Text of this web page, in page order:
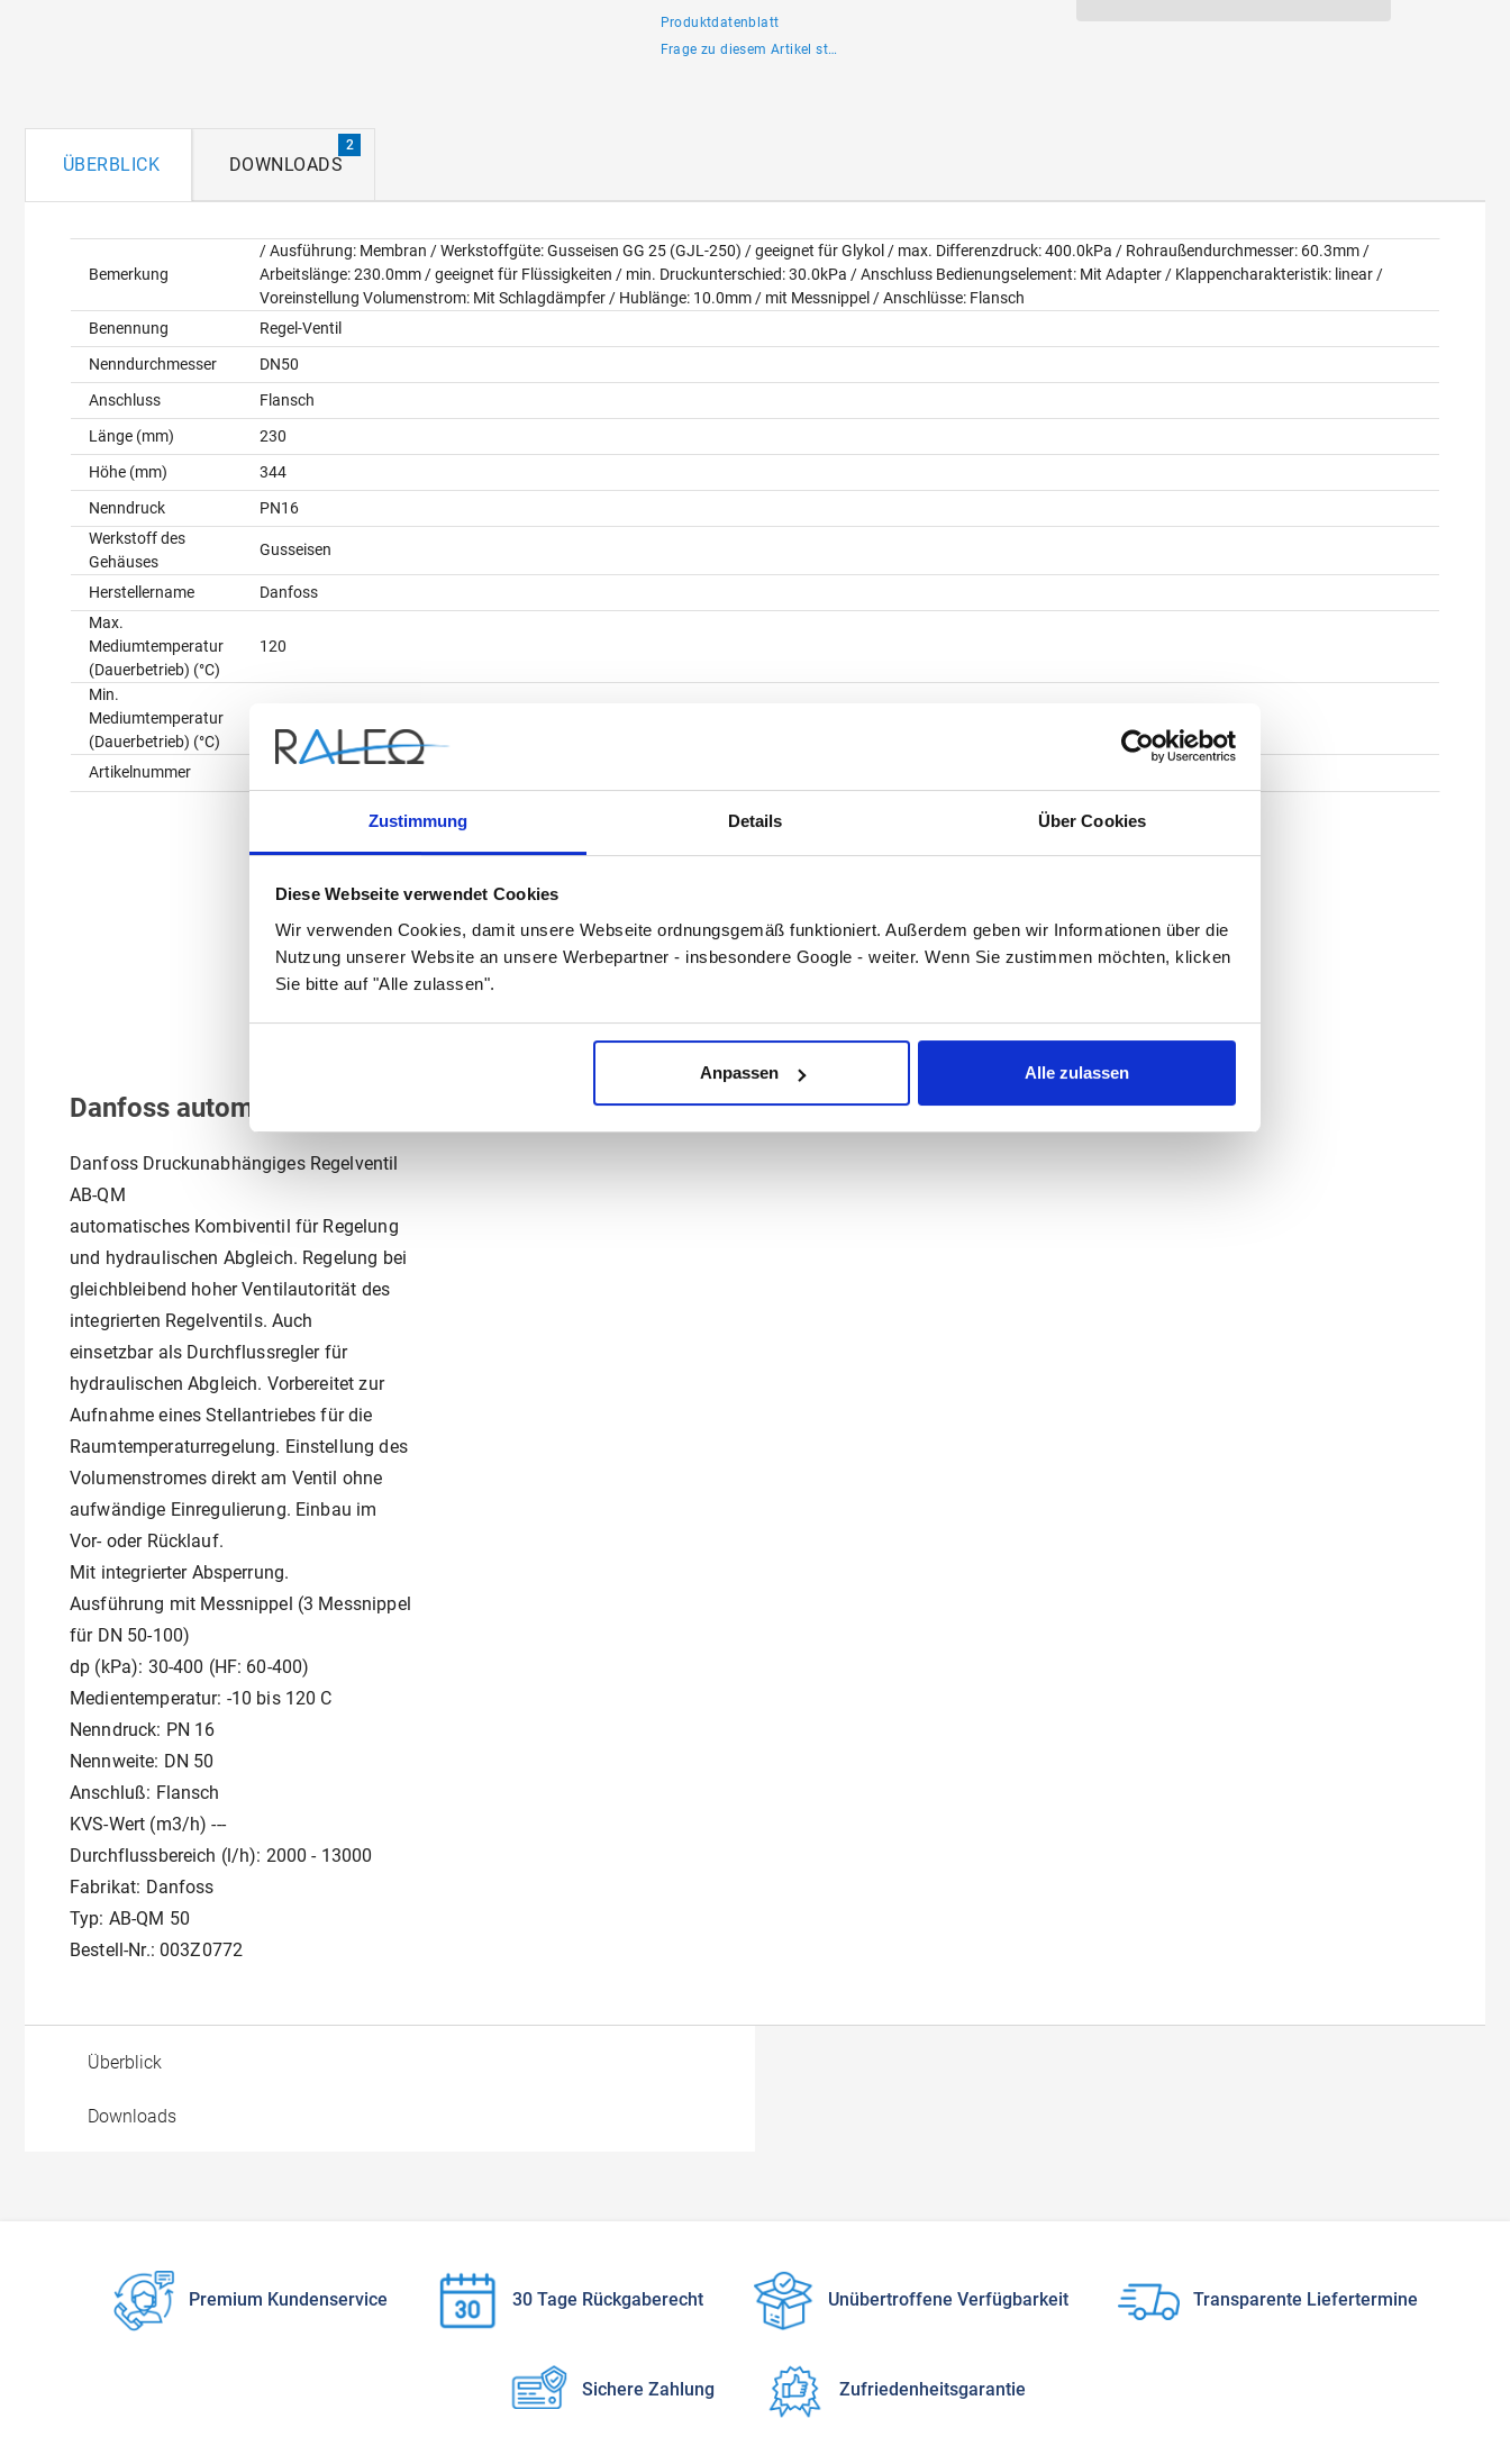
Zustimmung Details Über Cookies
Diese Webseite verwendet Cookies
Wir verwenden Cookies, damit unsere Webseite ordnungsgemäß funktioniert. Außerdem geben wir Informationen über die
Nutzung unserer Website an unsere Werbepartner - insbesondere Google - weiter. Wenn Sie zustimmen möchten, klicken
Sie bitte auf "Alle zulassen".
Anpassen Alle zulassen
Produktdatenblatt
Frage zu diesem Artikel stellen
ÜBERBLICK DOWNLOADS
2
Bemerkung
/ Ausführung: Membran / Werkstoffgüte: Gusseisen GG 25 (GJL-250) / geeignet für Glykol / max. Differenzdruck: 400.0kPa / Rohraußendurchmesser: 60.3mm /
Arbeitslänge: 230.0mm / geeignet für Flüssigkeiten / min. Druckunterschied: 30.0kPa / Anschluss Bedienungselement: Mit Adapter / Klappencharakteristik: linear /
Voreinstellung Volumenstrom: Mit Schlagdämpfer / Hublänge: 10.0mm / mit Messnippel / Anschlüsse: Flansch
Benennung
Regel-Ventil
Nenndurchmesser
DN50
Anschluss
Flansch
Länge (mm)
230
Höhe (mm)
344
Nenndruck
PN16
Werkstoff des
Gehäuses
Gusseisen
Herstellername
Danfoss
Max.
Mediumtemperatur
(Dauerbetrieb) (°C)
120
Min.
Mediumtemperatur
(Dauerbetrieb) (°C)
Artikelnummer
Danfoss automat, Kombiventil AB-QM 50 Flansch, 5000 - 12500 l/h, DN 50, 003Z0772
Danfoss Druckunabhängiges Regelventil
AB-QM
automatisches Kombiventil für Regelung
und hydraulischen Abgleich. Regelung bei
gleichbleibend hoher Ventilautorität des
integrierten Regelventils. Auch
einsetzbar als Durchflussregler für
hydraulischen Abgleich. Vorbereitet zur
Aufnahme eines Stellantriebes für die
Raumtemperaturregelung. Einstellung des
Volumenstromes direkt am Ventil ohne
aufwändige Einregulierung. Einbau im
Vor- oder Rücklauf.
Mit integrierter Absperrung.
Ausführung mit Messnippel (3 Messnippel
für DN 50-100)
dp (kPa): 30-400 (HF: 60-400)
Medientemperatur: -10 bis 120 C
Nenndruck: PN 16
Nennweite: DN 50
Anschluß: Flansch
KVS-Wert (m3/h) ---
Durchflussbereich (l/h): 2000 - 13000
Fabrikat: Danfoss
Typ: AB-QM 50
Bestell-Nr.: 003Z0772
Überblick
Downloads
Premium Kundenservice 30 Tage Rückgaberecht Unübertroffene Verfügbarkeit Transparente Liefertermine
Sichere Zahlung Zufriedenheitsgarantie